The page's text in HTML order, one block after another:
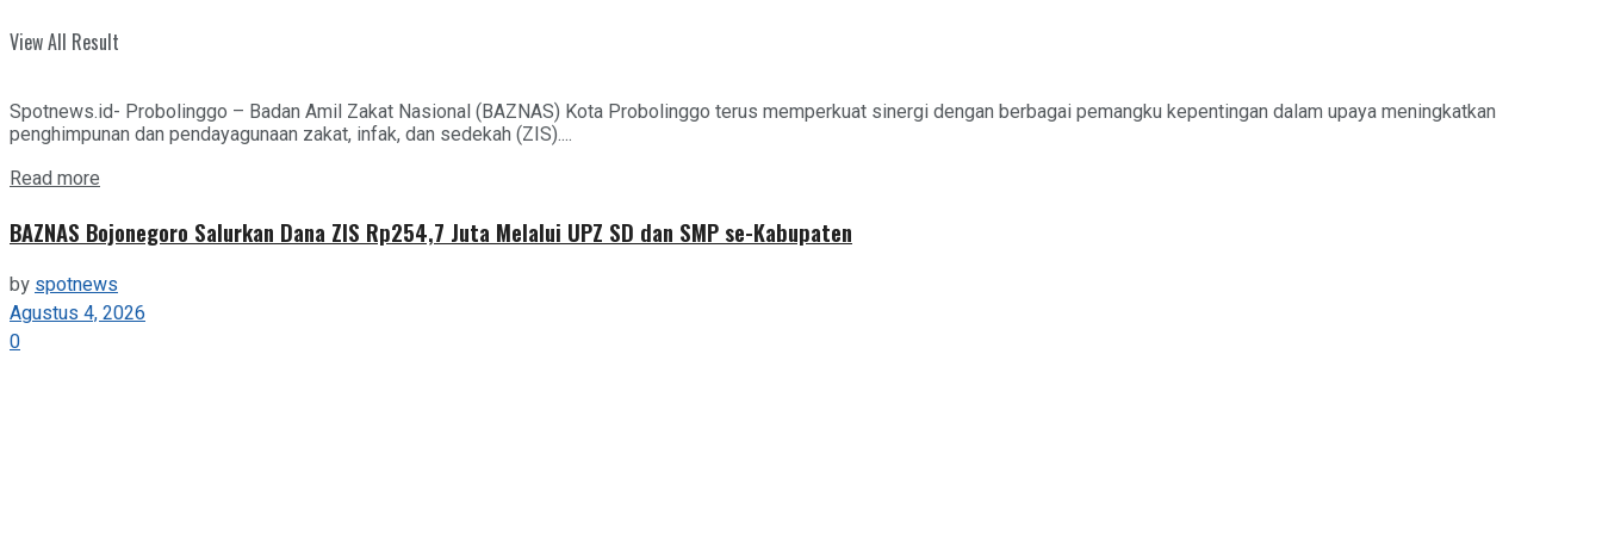
View All Result
Spotnews.id- Probolinggo – Badan Amil Zakat Nasional (BAZNAS) Kota Probolinggo terus memperkuat sinergi dengan berbagai pemangku kepentingan dalam upaya meningkatkan
penghimpunan dan pendayagunaan zakat, infak, dan sedekah (ZIS)....
Read more
BAZNAS Bojonegoro Salurkan Dana ZIS Rp254,7 Juta Melalui UPZ SD dan SMP se-Kabupaten
by spotnews
Agustus 4, 2026
0